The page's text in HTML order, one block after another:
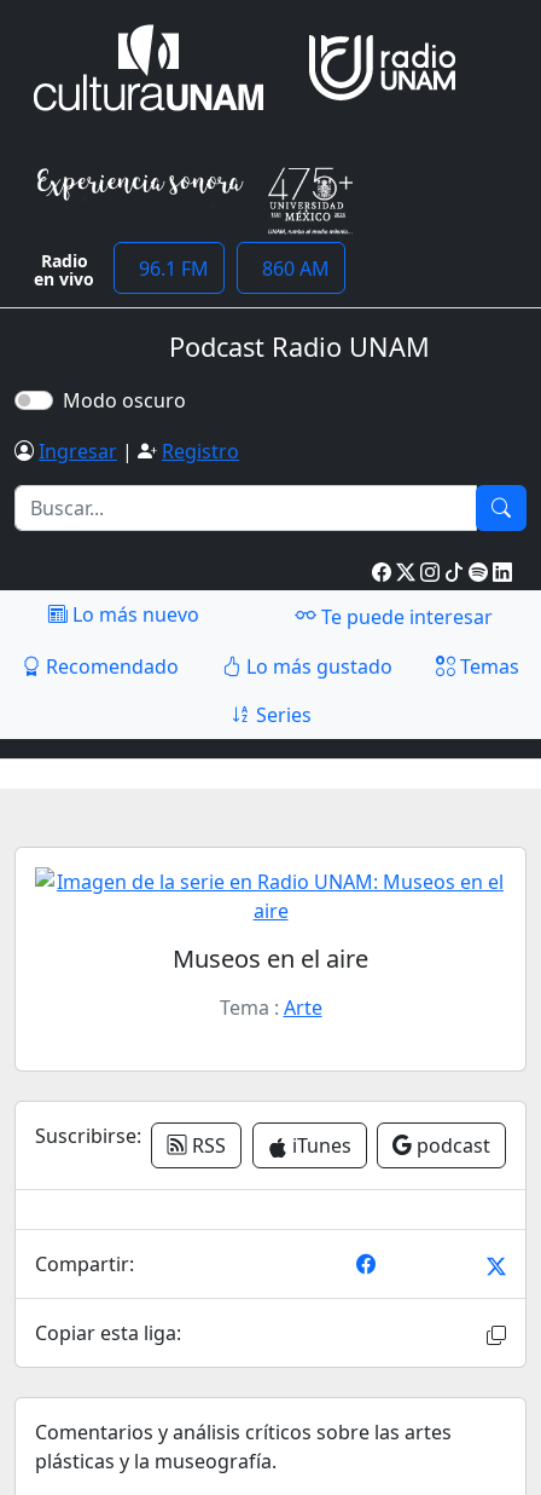
Radio
en vivo 96.1 FM 860 AM
Podcast Radio UNAM
Modo oscuro
Ingresar | Registro
Lo más nuevo
Te puede interesar
Recomendado
Lo más gustado
Temas
Series
Museos en el aire
Tema : Arte
Suscribirse: RSS iTunes podcast
Compartir:
Copiar esta liga:
Comentarios y análisis críticos sobre las artes
plásticas y la museografía.